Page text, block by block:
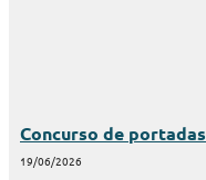
Concurso de portadas
19/06/2026